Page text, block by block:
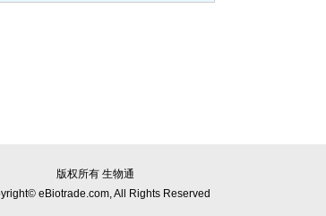
版权所有 生物通
eBiotrade.com, All Rights Reserved